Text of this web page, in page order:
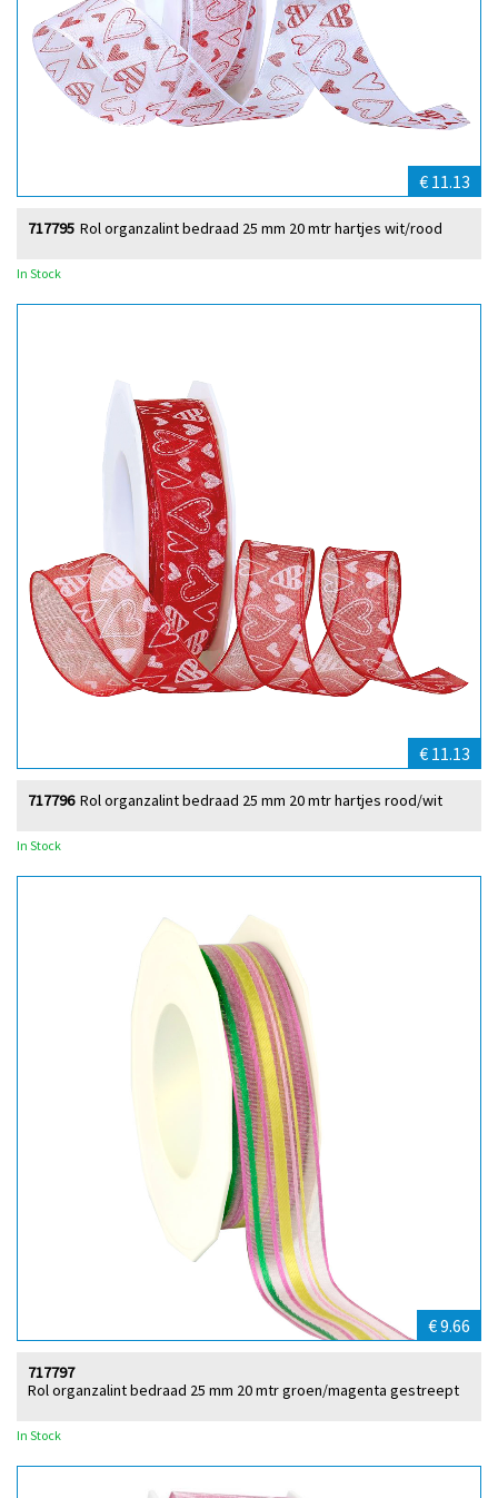
€ 11.13
Rol organzalint bedraad 25 mm 20 mtr hartjes wit/rood
717795
In Stock
€ 11.13
Rol organzalint bedraad 25 mm 20 mtr hartjes rood/wit
717796
In Stock
€ 9.66
Rol organzalint bedraad 25 mm 20 mtr groen/magenta gestreept
717797
In Stock